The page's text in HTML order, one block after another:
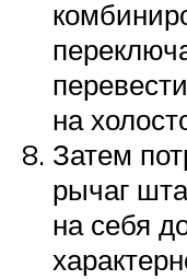
на
Затем
рычаг
на себя